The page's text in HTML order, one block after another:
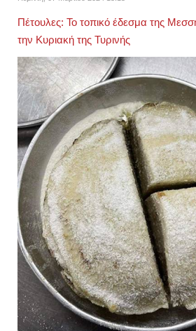
Πέτουλες: Το τοπικό έδεσμα της
την Κυριακή της Τυρινής